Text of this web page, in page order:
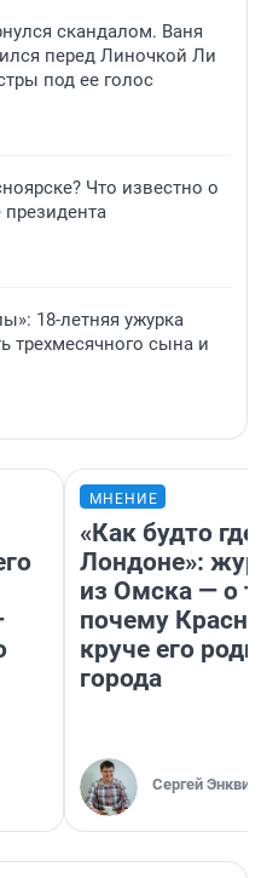
скандалом. Ваня
перед Линочкой Ли
под ее голос
Что известно о
18-летняя ужурка
трехмесячного сына и
МНЕНИЕ
«Как будто
Лондоне»:
из Омска — о
почему
круче его
города
Сергей Энквист